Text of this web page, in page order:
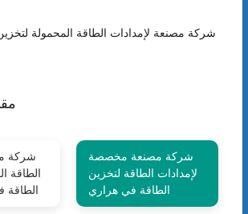
شركة مصنعة لإمدادات الطاقة المحمولة
شركة
الطاقة
الطاقة
شركة مصنعة مخصصة
لإمدادات الطاقة لتخزين
الطاقة في هراري